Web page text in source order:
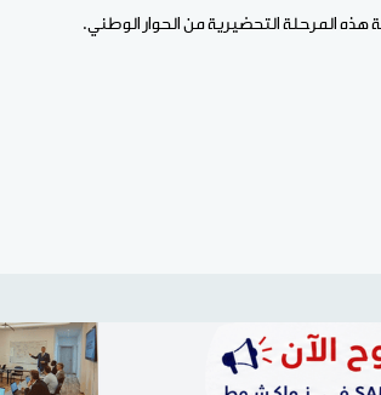
المرحلة التحضيرية من الحوار الوطني.